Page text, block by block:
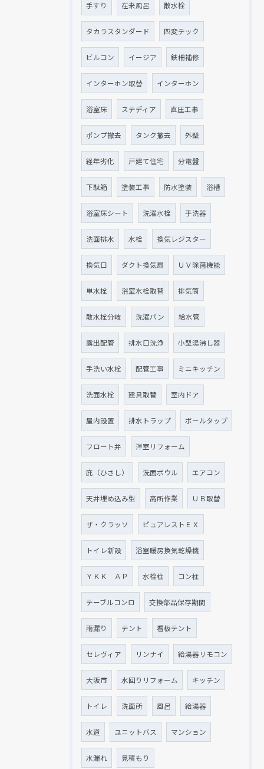
手すり 在来風呂 散水栓
タカラスタンダード 四変テック
ビルコン イージア 鉄柵補修
インターホン取替 インターホン
浴室床 ステディア 直圧工事
ポンプ撤去 タンク撤去 外壁
経年劣化 戸建て住宅 分電盤
下駄箱 塗装工事 防水塗装 浴槽
浴室床シート 洗濯水栓 手洗器
洗面排水 水栓 換気レジスター
換気口 ダクト換気扇 ＵＶ除菌機能
単水栓 浴室水栓取替 排気筒
散水栓分岐 洗濯パン 給水管
露出配管 排水口洗浄 小型湯沸し器
手洗い水栓 配管工事 ミニキッチン
洗面水栓 建具取替 室内ドア
屋内設置 排水トラップ ボールタップ
フロート弁 洋室リフォーム
庇（ひさし） 洗面ボウル エアコン
天井埋め込み型 高所作業 ＵＢ取替
ザ・クラッソ ピュアレストＥＸ
トイレ新設 浴室暖房換気乾燥機
ＹＫＫ ＡＰ 水栓柱 コン柱
テーブルコンロ 交換部品保存期間
雨漏り テント 看板テント
セレヴィア リンナイ 給湯器リモコン
大阪市 水回りリフォーム キッチン
トイレ 洗面所 風呂 給湯器
水道 ユニットバス マンション
水漏れ 見積もり